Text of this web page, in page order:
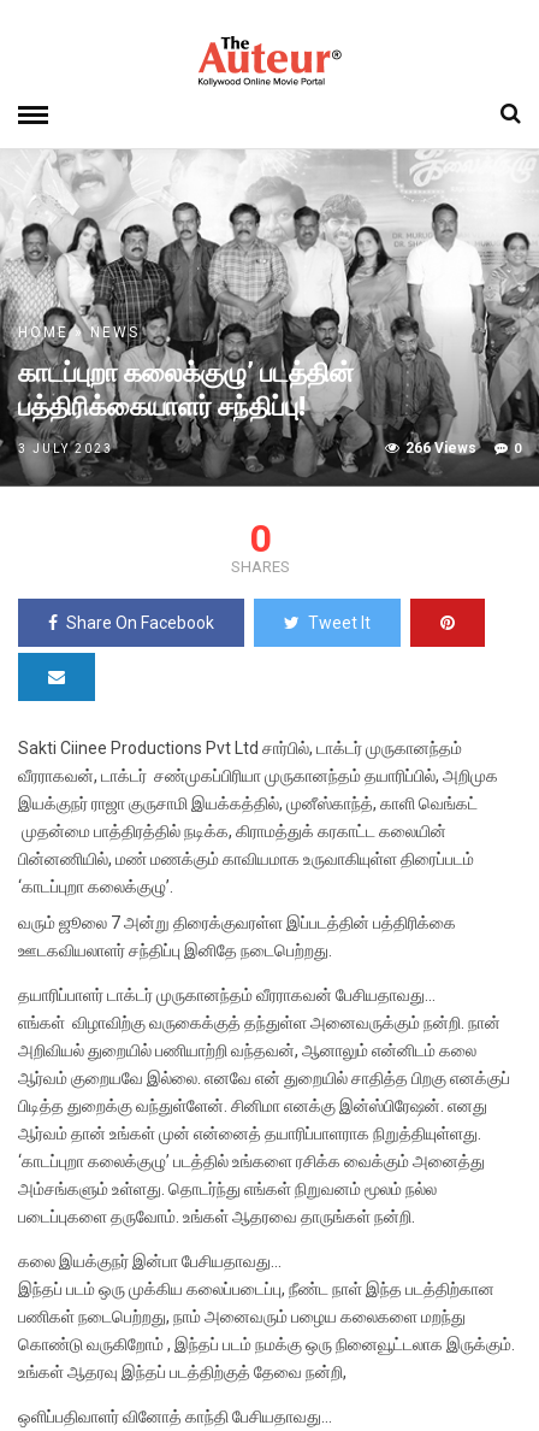
HOME»NEWS
காடப்புறா கலைக்குழு’ படத்தின்
பத்திரிக்கையாளர் சந்திப்பு!
3 JULY 2023 0
266 Views
0
SHARES
Share On Facebook Tweet It
Sakti Ciinee Productions Pvt Ltd சார்பில், டாக்டர் முருகானந்தம்
வீரராகவன், டாக்டர் சண்முகப்பிரியா முருகானந்தம் தயாரிப்பில், அறிமுக
இயக்குநர் ராஜா குருசாமி இயக்கத்தில், முனீஸ்காந்த், காளி வெங்கட்
முதன்மை பாத்திரத்தில் நடிக்க, கிராமத்துக் கரகாட்ட கலையின்
பின்னணியில், மண் மணக்கும் காவியமாக உருவாகியுள்ள திரைப்படம்
‘காடப்புறா கலைக்குழு’.
வரும் ஜூலை 7 அன்று திரைக்குவரள்ள இப்படத்தின் பத்திரிக்கை
ஊடகவியலாளர் சந்திப்பு இனிதே நடைபெற்றது.
தயாரிப்பாளர் டாக்டர் முருகானந்தம் வீரராகவன் பேசியதாவது…
எங்கள் விழாவிற்கு வருகைக்குத் தந்துள்ள அனைவருக்கும் நன்றி. நான்
அறிவியல் துறையில் பணியாற்றி வந்தவன், ஆனாலும் என்னிடம் கலை
ஆர்வம் குறையவே இல்லை. எனவே என் துறையில் சாதித்த பிறகு எனக்குப்
பிடித்த துறைக்கு வந்துள்ளேன். சினிமா எனக்கு இன்ஸ்பிரேஷன். எனது
ஆர்வம் தான் உங்கள் முன் என்னைத் தயாரிப்பாளராக நிறுத்தியுள்ளது.
‘காடப்புறா கலைக்குழு’ படத்தில் உங்களை ரசிக்க வைக்கும் அனைத்து
அம்சங்களும் உள்ளது. தொடர்ந்து எங்கள் நிறுவனம் மூலம் நல்ல
படைப்புகளை தருவோம். உங்கள் ஆதரவை தாருங்கள் நன்றி.
கலை இயக்குநர் இன்பா பேசியதாவது…
இந்தப் படம் ஒரு முக்கிய கலைப்படைப்பு, நீண்ட நாள் இந்த படத்திற்கான
பணிகள் நடைபெற்றது, நாம் அனைவரும் பழைய கலைகளை மறந்து
கொண்டு வருகிறோம் , இந்தப் படம் நமக்கு ஒரு நினைவூட்டலாக இருக்கும்.
உங்கள் ஆதரவு இந்தப் படத்திற்குத் தேவை நன்றி,
ஒளிப்பதிவாளர் வினோத் காந்தி பேசியதாவது…